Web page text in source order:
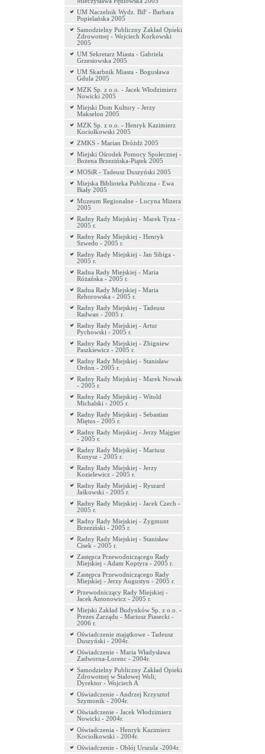
UM Naczelnik Wydz. BiF - Barbara
Popielańska 2005
Samodzielny Publiczny Zakład Opieki
Zdrowotnej - Wojciech Korkowski
2005
UM Sekretarz Miasta - Gabriela
Grzesiowska 2005
UM Skarbnik Miasta - Bogusława
Gdula 2005
MZK Sp. z o.o. - Jacek Włodzimierz
Nowicki 2005
Miejski Dom Kultury - Jerzy
Makselon 2005
MZK Sp. z o.o. - Henryk Kazimierz
Kociołkowski 2005
ZMKS - Marian Dróżdż 2005
Miejski Ośrodek Pomocy Społecznej -
Bożena Brzezińska-Piątek 2005
MOSiR - Tadeusz Duszyński 2005
Miejska Biblioteka Publiczna - Ewa
Biały 2005
Muzeum Regionalne - Lucyna Mizera
2005
Radny Rady Miejskiej - Marek Tyza -
2005 r.
Radny Rady Miejskiej - Henryk
Szwedo - 2005 r.
Radny Rady Miejskiej - Jan Sibiga -
2005 r.
Radna Rady Miejskiej - Maria
Różańska - 2005 r.
Radna Rady Miejskiej - Maria
Rehorowska - 2005 r.
Radny Rady Miejskiej - Tadeusz
Radwan - 2005 r.
Radny Rady Miejskiej - Artur
Pychowski - 2005 r.
Radny Rady Miejskiej - Zbigniew
Paszkiewicz - 2005 r.
Radny Rady Miejskiej - Stanisław
Ordon - 2005 r.
Radny Rady Miejskiej - Marek Nowak
- 2005 r.
Radny Rady Miejskiej - Witold
Michalski - 2005 r.
Radny Rady Miejskiej - Sebastian
Miętus - 2005 r.
Radny Rady Miejskiej - Jerzy Majgier
- 2005 r.
Radny Rady Miejskiej - Mariusz
Kunysz - 2005 r.
Radny Rady Miejskiej - Jerzy
Kozielewicz - 2005 r.
Radny Rady Miejskiej - Ryszard
Jaśkowski - 2005 r.
Radny Rady Miejskiej - Jacek Czech -
2005 r.
Radny Rady Miejskiej - Zygmunt
Brzeziński - 2005 r.
Radny Rady Miejskiej - Stanisław
Cisek - 2005 r.
Zastępca Przewodniczącego Rady
Miejskiej - Adam Koptyra - 2005 r.
Zastępca Przewodniczącego Rady
Miejskiej - Jerzy Augustyn - 2005 r.
Przewodniczący Rady Miejskiej -
Jacek Antonowicz - 2005 r.
Miejski Zakład Budynków Sp. z o.o. -
Prezes Zarządu - Mariusz Piasecki -
2006 r.
Oświadczenie majątkowe - Tadeusz
Duszyński - 2004r.
Oświadczenie - Maria Władysława
Zadworna-Lorenc - 2004r.
Samodzielny Publiczny Zakład Opieki
Zdrowotnej w Stalowej Woli;
Dyrektor - Wojciech A
Oświadczenie - Andrzej Krzysztof
Szymonik - 2004r.
Oświadczenie - Jacek Włodzimierz
Nowicki - 2004r.
Oświadczenia - Henryk Kazimierz
Kociołkowski - 2004r.
Oświadczenie - Obłój Urszula -2004r.